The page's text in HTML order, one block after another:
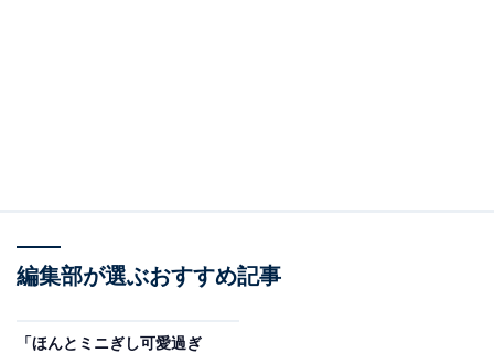
編集部が選ぶおすすめ記事
「ほんとミニぎし可愛過ぎ